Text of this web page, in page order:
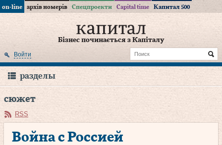
on-line архів номерів Спецпроекти Capital time Капитал 500
Бізнес починається з Капіталу
Войти
разделы
сюжет
RSS
Война с Россией